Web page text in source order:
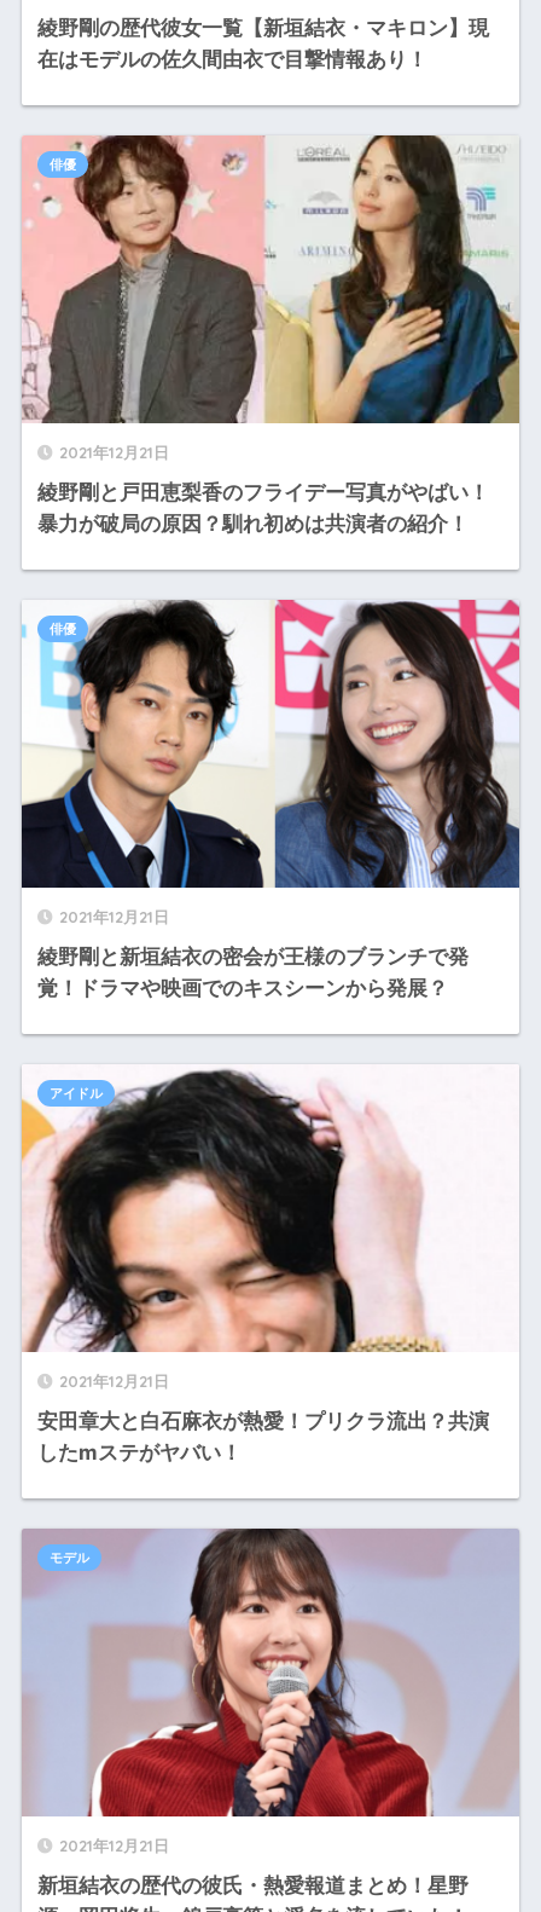
綾野剛の歴代彼女一覧【新垣結衣・マキロン】現
在はモデルの佐久間由衣で目撃情報あり！
2021年12月21日
綾野剛と戸田恵梨香のフライデー写真がやばい！
暴力が破局の原因？馴れ初めは共演者の紹介！
俳優
2021年12月21日
綾野剛と新垣結衣の密会が王様のブランチで発
覚！ドラマや映画でのキスシーンから発展？
俳優
2021年12月21日
安田章大と白石麻衣が熱愛！プリクラ流出？共演
したmステがヤバい！
アイドル
2021年12月21日
新垣結衣の歴代の彼氏・熱愛報道まとめ！星野
モデル